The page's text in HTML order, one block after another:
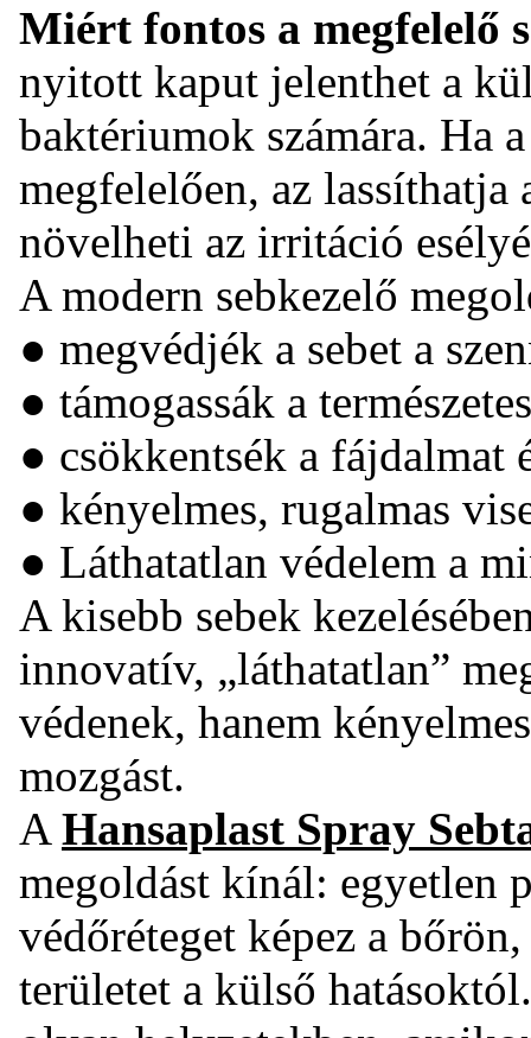
Miért fontos a megfelelő
nyitott kaput jelenthet a
baktériumok számára. Ha
megfelelően, az
növelheti az irritáció
A modern sebkezelő
● megvédjék a sebet a
● támogassák a
● csökkentsék a fájdalmat
● kényelmes, rugalmas
● Láthatatlan védelem a
A kisebb sebek
innovatív, „láthatatlan”
védenek, hanem
mozgást.
A Hansaplast Spray
megoldást kínál: egyetlen
védőréteget képez a
területet a külső